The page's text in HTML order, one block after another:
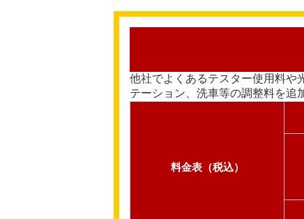
他社でよくあるテスター使用料や
テーション、洗車等の調整料を追
料金表（税込）